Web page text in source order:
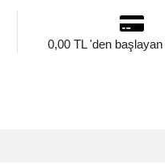
0,00 TL 'den